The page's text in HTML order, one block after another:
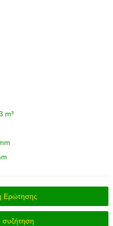
m³
Ερώτησης